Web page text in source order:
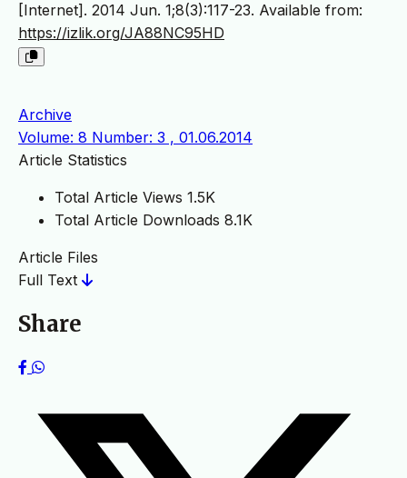
[Internet]. 2014 Jun. 1;8(3):117-23. Available from:
https://izlik.org/JA88NC95HD
Archive
Volume: 8 Number: 3 , 01.06.2014
Article Statistics
Total Article Views 1.5K
Total Article Downloads 8.1K
Article Files
Full Text
Share